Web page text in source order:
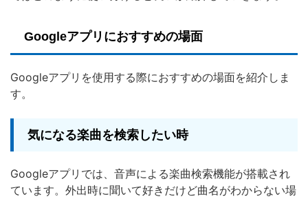
Googleアプリにおすすめの場面
Googleアプリを使用する際におすすめの場面を紹介しま
す。
気になる楽曲を検索したい時
Googleアプリでは、音声による楽曲検索機能が搭載され
ています。外出時に聞いて好きだけど曲名がわからない場